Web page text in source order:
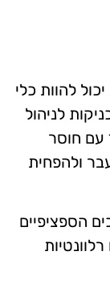
להוות כלי
לניהול
עם חוסר
ולהפחית
הספציפיים